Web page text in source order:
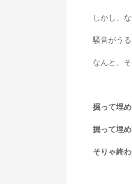
しかし、
騒音がう
なんと、
掘って埋め
掘って埋め
そりゃ終